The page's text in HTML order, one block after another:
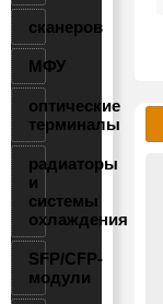
сканеров
МФУ
оптические
терминалы
радиаторы
и
системы
охлаждения
SFP/CFP-
модули